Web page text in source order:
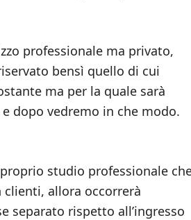
professionale ma privato,
bensì quello di cui
ma per la quale sarà
dopo vedremo in che modo.
studio professionale
allora occorrerà
separato rispetto all’ingresso